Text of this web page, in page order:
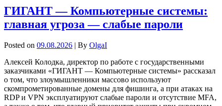
ГИГАНТ—Компьютерные системы:
главная угроза—слабые пароли
Posted on 09.08.2026 | By OlgaI
Алексей Колодка, директор по работе с государственными
заказчиками «ГИГАНТ — Компьютерные системы» рассказал
о том, что злоумышленники массово используют
скомпрометированные домены для фишинга, а при атаках на
RDP и VPN эксплуатируют слабые пароли и отсутствие MFA,